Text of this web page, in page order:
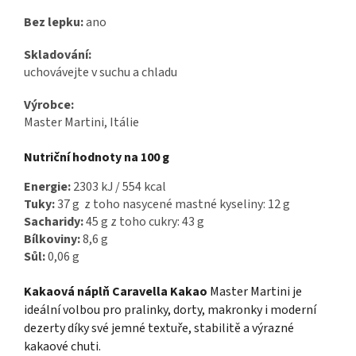
Bez lepku:ano
Skladování:
uchovávejte v suchu a chladu
Výrobce:
Master Martini, Itálie
Nutriční hodnoty na 100 g
Energie:2303 kJ / 554 kcal
Tuky:37 g z toho nasycené mastné kyseliny: 12 g
Sacharidy:45 g z toho cukry: 43 g
Bílkoviny:8,6 g
Sůl:0,06 g
Kakaová náplň Caravella Kakao Master Martini je
ideální volbou pro pralinky, dorty, makronky i moderní
dezerty díky své jemné textuře, stabilitě a výrazné
kakaové chuti.